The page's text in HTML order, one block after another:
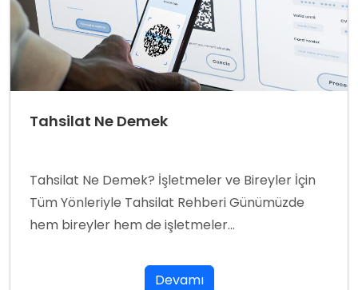
Tahsilat Ne Demek
Tahsilat Ne Demek? İşletmeler ve Bireyler İçin
Tüm Yönleriyle Tahsilat Rehberi Günümüzde
hem bireyler hem de işletmeler...
Devamı